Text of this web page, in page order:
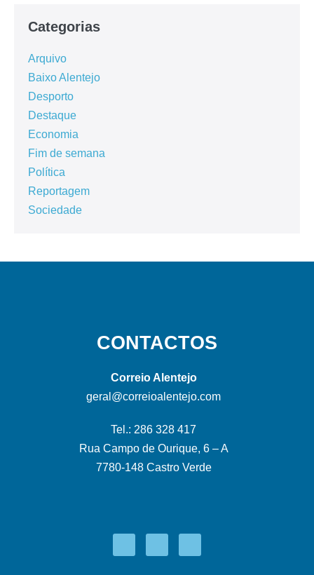
Categorias
Arquivo
Baixo Alentejo
Desporto
Destaque
Economia
Fim de semana
Política
Reportagem
Sociedade
CONTACTOS
Correio Alentejo
geral@correioalentejo.com
Tel.: 286 328 417
Rua Campo de Ourique, 6 – A
7780-148 Castro Verde